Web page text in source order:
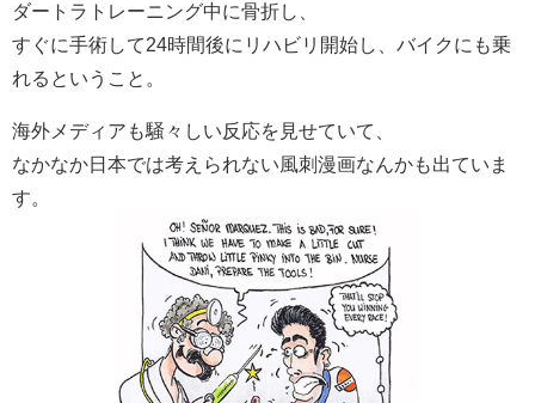
ダートラトレーニング中に骨折し、
すぐに手術して24時間後にリハビリ開始し、バイクにも乗
れるということ。
海外メディアも騒々しい反応を見せていて、
なかなか日本では考えられない風刺漫画なんかも出ていま
す。